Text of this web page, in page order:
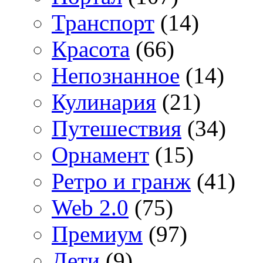
Транспорт (14)
Красота (66)
Непознанное (14)
Кулинария (21)
Путешествия (34)
Орнамент (15)
Ретро и гранж (41)
Web 2.0 (75)
Премиум (97)